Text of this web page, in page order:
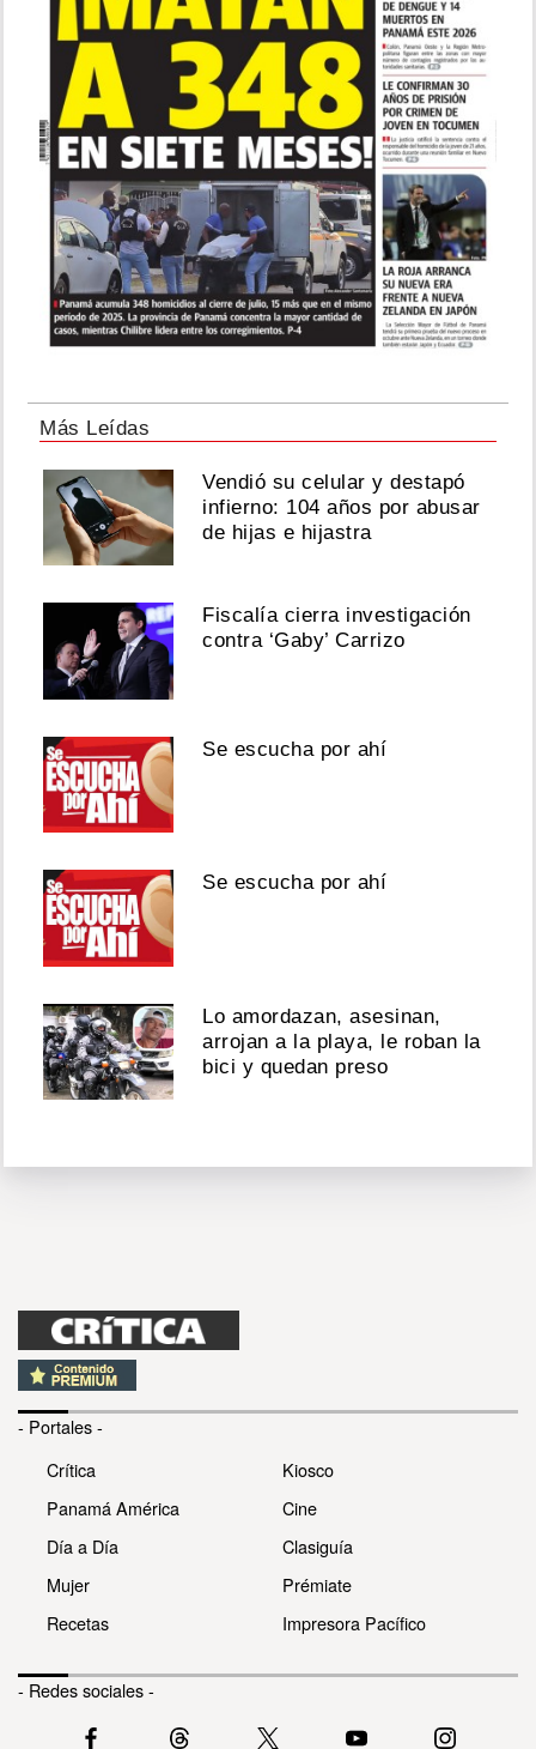
Más Leídas
Vendió su celular y destapó
infierno: 104 años por abusar
de hijas e hijastra
Fiscalía cierra investigación
contra ‘Gaby’ Carrizo
Se escucha por ahí
Se escucha por ahí
Lo amordazan, asesinan,
arrojan a la playa, le roban la
bici y quedan preso
- Portales -
Crítica
Panamá América
Día a Día
Mujer
Recetas
Kiosco
Cine
Clasiguía
Prémiate
Impresora Pacífico
- Redes sociales -